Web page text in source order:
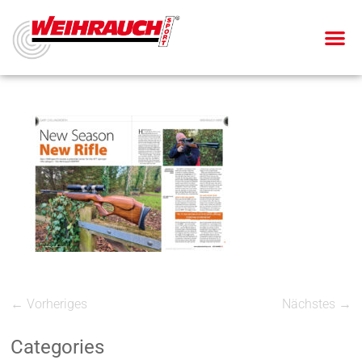
← Vorheriges Nächstes →
Categories